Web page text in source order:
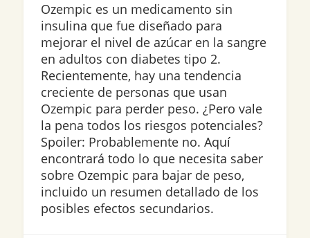
Ozempic es un medicamento sin
insulina que fue diseñado para
mejorar el nivel de azúcar en la sangre
en adultos con diabetes tipo 2.
Recientemente, hay una tendencia
creciente de personas que usan
Ozempic para perder peso. ¿Pero vale
la pena todos los riesgos potenciales?
Spoiler: Probablemente no. Aquí
encontrará todo lo que necesita saber
sobre Ozempic para bajar de peso,
incluido un resumen detallado de los
posibles efectos secundarios.